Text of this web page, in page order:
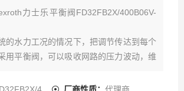
力士乐平衡阀FD32FB2X/400B06V-
的水力工况的情况下，把调节传达到每个
用平衡阀，可以吸收网路的压力波动，维